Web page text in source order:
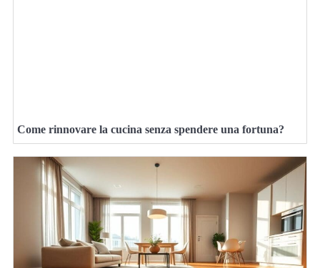
Come rinnovare la cucina senza spendere una fortuna?